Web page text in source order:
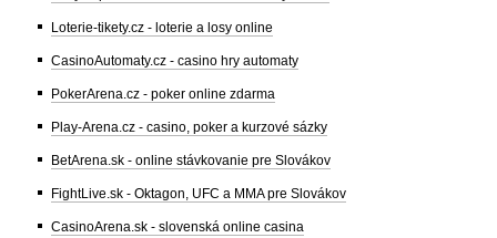
Loterie-tikety.cz - loterie a losy online
CasinoAutomaty.cz - casino hry automaty
PokerArena.cz - poker online zdarma
Play-Arena.cz - casino, poker a kurzové sázky
BetArena.sk - online stávkovanie pre Slovákov
FightLive.sk - Oktagon, UFC a MMA pre Slovákov
CasinoArena.sk - slovenská online casina